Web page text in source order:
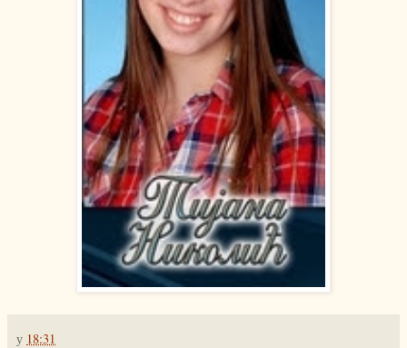
у 18:31